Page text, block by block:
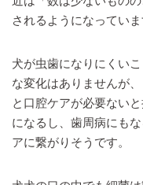
されるようになっていま
犬が虫歯になりにくい
な変化はありませんが
と口腔ケアが必要ない
になるし、歯周病にも
アに繋がりそうです。